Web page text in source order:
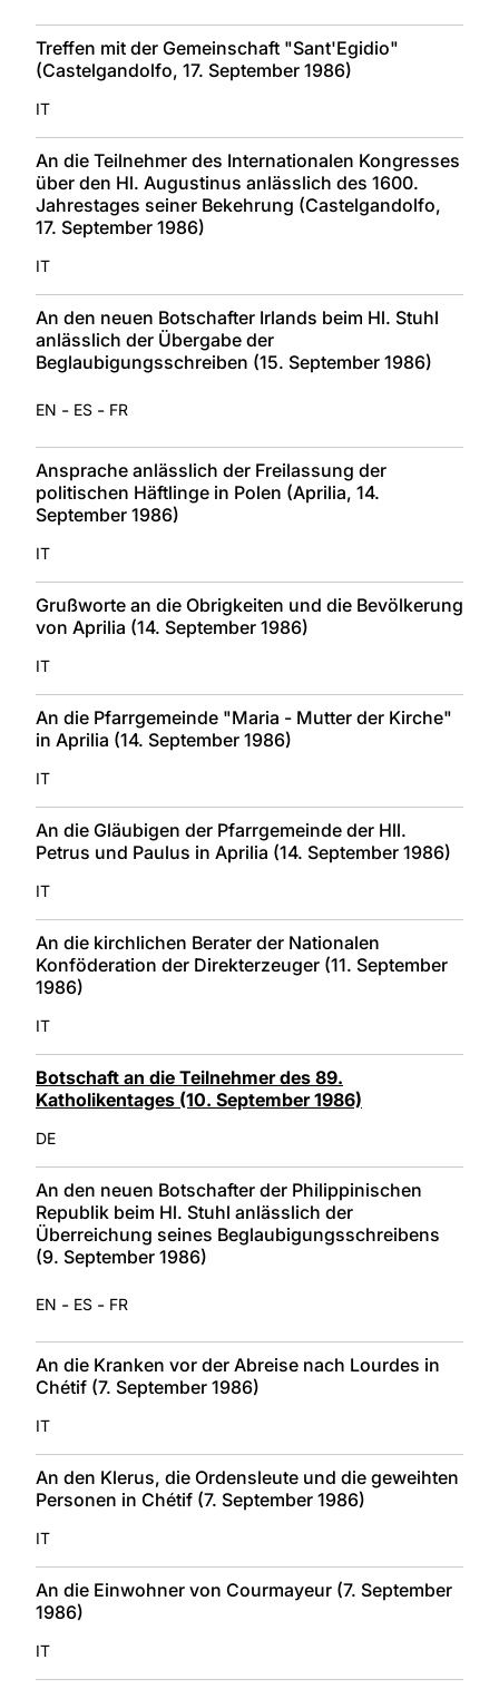
Treffen mit der Gemeinschaft "Sant'Egidio"
(Castelgandolfo, 17. September 1986)
IT
An die Teilnehmer des Internationalen Kongresses
über den Hl. Augustinus anlässlich des 1600.
Jahrestages seiner Bekehrung (Castelgandolfo,
17. September 1986)
IT
An den neuen Botschafter Irlands beim Hl. Stuhl
anlässlich der Übergabe der
Beglaubigungsschreiben (15. September 1986)
EN - ES - FR
Ansprache anlässlich der Freilassung der
politischen Häftlinge in Polen (Aprilia, 14.
September 1986)
IT
Grußworte an die Obrigkeiten und die Bevölkerung
von Aprilia (14. September 1986)
IT
An die Pfarrgemeinde "Maria - Mutter der Kirche"
in Aprilia (14. September 1986)
IT
An die Gläubigen der Pfarrgemeinde der Hll.
Petrus und Paulus in Aprilia (14. September 1986)
IT
An die kirchlichen Berater der Nationalen
Konföderation der Direkterzeuger (11. September
1986)
IT
Botschaft an die Teilnehmer des 89.
Katholikentages (10. September 1986)
DE
An den neuen Botschafter der Philippinischen
Republik beim Hl. Stuhl anlässlich der
Überreichung seines Beglaubigungsschreibens
(9. September 1986)
EN - ES - FR
An die Kranken vor der Abreise nach Lourdes in
Chétif (7. September 1986)
IT
An den Klerus, die Ordensleute und die geweihten
Personen in Chétif (7. September 1986)
IT
An die Einwohner von Courmayeur (7. September
1986)
IT